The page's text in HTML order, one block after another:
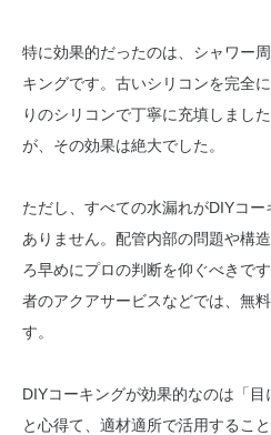
特に効果的だったのは、シャワー
キングです。古いシリコンを完全
りのシリコンで丁寧に充填しまし
が、その効果は絶大でした。
ただし、すべての水漏れがDIYコ
ありません。配管内部の問題や構
ろ早めにプロの判断を仰ぐべきで
者のアクアサービスなどでは、無
す。
DIYコーキングが効果的なのは「目
と心得て、適材適所で活用するこ